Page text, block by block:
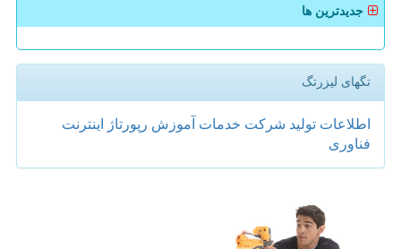
جدیدترین ها
تگهای لیزرتگ
اطلاعات تولید شركت خدمات آموزش رپورتاژ
اینترنت
فناوری